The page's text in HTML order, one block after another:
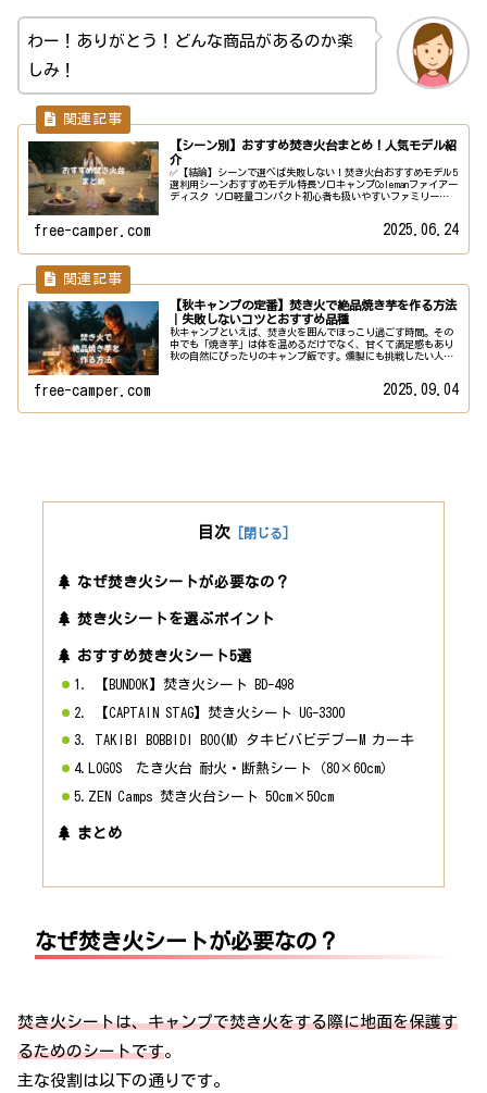
わー！ありがとう！どんな商品があるのか楽
しみ！
【シーン別】おすすめ焚き火台まとめ！人気モデル紹
介
✅【結論】シーンで選べば失敗しない！焚き火台おすすめモデル5
選利用シーンおすすめモデル特長ソロキャンプColemanファイアー
ディスク ソロ軽量コンパクト初心者も扱いやすいファミリーキ
free-camper.com 2025.06.24
【秋キャンプの定番】焚き火で絶品焼き芋を作る方法
｜失敗しないコツとおすすめ品種
秋キャンプといえば、焚き火を囲んでほっこり過ごす時間。その
中でも「焼き芋」は体を温めるだけでなく、甘くて満足感もあり
秋の自然にぴったりのキャンプ飯です。燻製にも挑戦したい人は
free-camper.com 2025.09.04
目次
なぜ焚き火シートが必要なの？
焚き火シートを選ぶポイント
おすすめ焚き火シート5選
1. 【BUNDOK】焚き火シート BD-498
2. 【CAPTAIN STAG】焚き火シート UG-3300
3. TAKIBI BOBBIDI BOO(M) タキビバビデブーM カーキ
4.LOGOS たき火台 耐火・断熱シート（80×60cm）
5.ZEN Camps 焚き火台シート 50cm×50cm
まとめ
なぜ焚き火シートが必要なの？
焚き火シートは、キャンプで焚き火をする際に地面を保護す
るためのシートです。
主な役割は以下の通りです。